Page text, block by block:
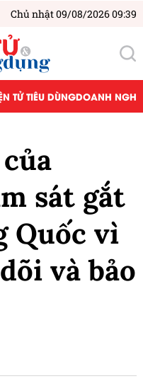
Chủ nhật 09/08/2026 09:39
TỬ TIÊU DÙNGDOANH
sát gắt
Quốc vì
và bảo